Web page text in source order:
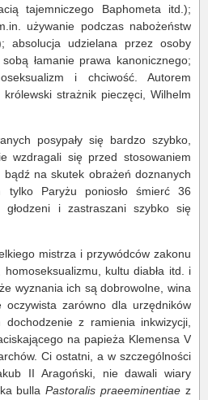
tajemniczego Baphometa itd.);
używanie podczas nabożeństw
absolucja udzielana przez osoby
łamanie prawa kanonicznego;
i chciwość. Autorem
strażnik pieczęci, Wilhelm
posypały się bardzo szybko,
wzdragali się przed stosowaniem
bądź na skutek obrażeń doznanych
Paryżu poniosło śmierć 36
głodzeni i zastraszani szybko się
mistrza i przywódców zakonu
kultu diabła itd. i
wyznania ich są dobrowolne, wina
oczywista zarówno dla urzędników
dochodzenie z ramienia inkwizycji,
na papieża Klemensa V
Ci ostatni, a w szczególności
II Aragoński, nie dawali wiary
bullaPastoralis praeeminentiae z